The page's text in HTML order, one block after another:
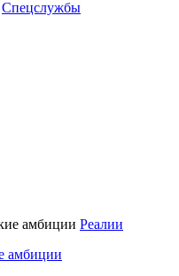
Спецслужбы
Реалии
амбиции